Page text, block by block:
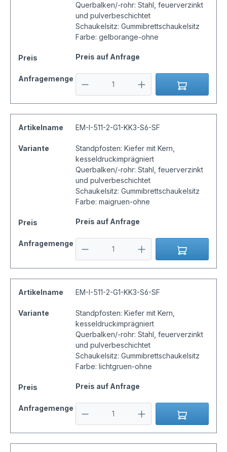
Querbalken/-rohr: Stahl, feuerverzinkt
und pulverbeschichtet
Schaukelsitz: Gummibrettschaukelsitz
Farbe: gelborange-ohne
Preis Preis auf Anfrage
Anfragemenge
Artikelname EM-I-511-2-G1-KK3-S6-SF
Variante
Standpfosten: Kiefer mit Kern,
kesseldruckimprägniert
Querbalken/-rohr: Stahl, feuerverzinkt
und pulverbeschichtet
Schaukelsitz: Gummibrettschaukelsitz
Farbe: maigruen-ohne
Preis Preis auf Anfrage
Anfragemenge
Artikelname EM-I-511-2-G1-KK3-S6-SF
Variante
Standpfosten: Kiefer mit Kern,
kesseldruckimprägniert
Querbalken/-rohr: Stahl, feuerverzinkt
und pulverbeschichtet
Schaukelsitz: Gummibrettschaukelsitz
Farbe: lichtgruen-ohne
Preis Preis auf Anfrage
Anfragemenge